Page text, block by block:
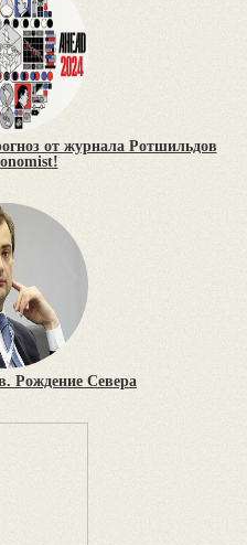
от журнала Ротшильдов
Рождение Севера